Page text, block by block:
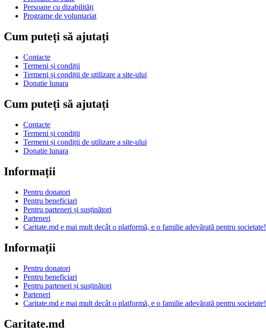
Persoane cu dizabilități
Programe de voluntariat
Cum puteți să ajutați
Contacte
Termeni și condiții
Termeni și condiții de utilizare a site-ului
Donatie lunara
Cum puteți să ajutați
Contacte
Termeni și condiții
Termeni și condiții de utilizare a site-ului
Donatie lunara
Informații
Pentru donatori
Pentru beneficiari
Pentru parteneri și susținători
Parteneri
Caritate.md e mai mult decât o platformă, e o familie adevărată pentru societate!
Informații
Pentru donatori
Pentru beneficiari
Pentru parteneri și susținători
Parteneri
Caritate.md e mai mult decât o platformă, e o familie adevărată pentru societate!
Caritate.md